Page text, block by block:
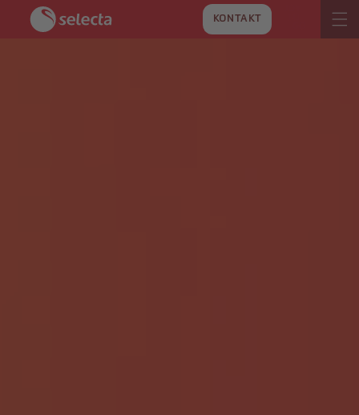
ZUM
INHALT
KONTAKT